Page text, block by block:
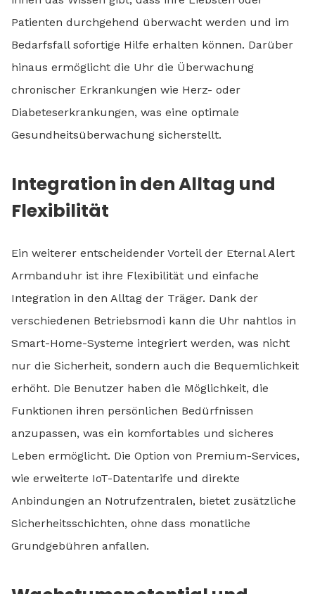
Patienten durchgehend überwacht werden und im
Bedarfsfall sofortige Hilfe erhalten können. Darüber
hinaus ermöglicht die Uhr die Überwachung
chronischer Erkrankungen wie Herz- oder
Diabeteserkrankungen, was eine optimale
Gesundheitsüberwachung sicherstellt.
Integration in den Alltag und
Flexibilität
Ein weiterer entscheidender Vorteil der Eternal Alert
Armbanduhr ist ihre Flexibilität und einfache
Integration in den Alltag der Träger. Dank der
verschiedenen Betriebsmodi kann die Uhr nahtlos in
Smart-Home-Systeme integriert werden, was nicht
nur die Sicherheit, sondern auch die Bequemlichkeit
erhöht. Die Benutzer haben die Möglichkeit, die
Funktionen ihren persönlichen Bedürfnissen
anzupassen, was ein komfortables und sicheres
Leben ermöglicht. Die Option von Premium-Services,
wie erweiterte IoT-Datentarife und direkte
Anbindungen an Notrufzentralen, bietet zusätzliche
Sicherheitsschichten, ohne dass monatliche
Grundgebühren anfallen.